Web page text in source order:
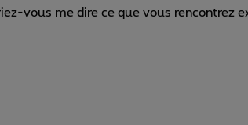
vous me dire ce que vous rencontrez